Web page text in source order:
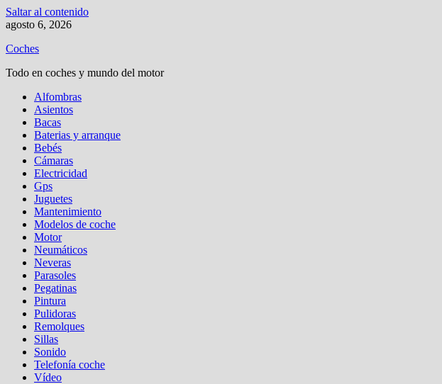
Saltar al contenido
agosto 6, 2026
Coches
Todo en coches y mundo del motor
Alfombras
Asientos
Bacas
Baterias y arranque
Bebés
Cámaras
Electricidad
Gps
Juguetes
Mantenimiento
Modelos de coche
Motor
Neumáticos
Neveras
Parasoles
Pegatinas
Pintura
Pulidoras
Remolques
Sillas
Sonido
Telefonía coche
Vídeo